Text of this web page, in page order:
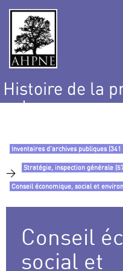
Histoire de la
nature
Inventaires d’archives publiques
> Stratégie, inspection générale
Conseil économique, social et
Conseil
social et